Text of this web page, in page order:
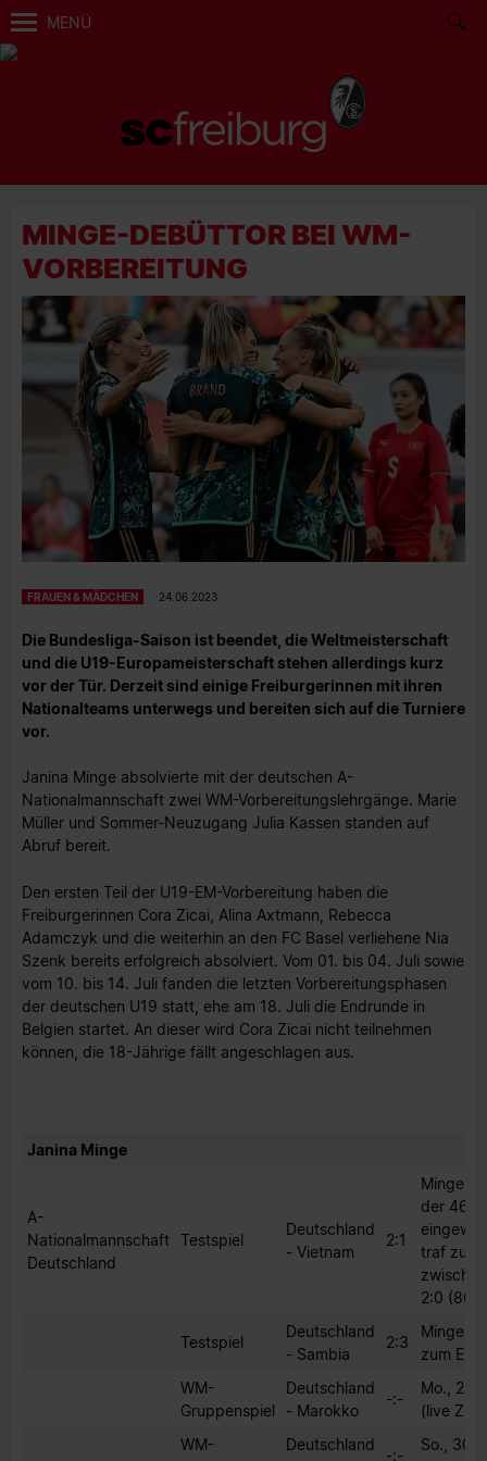
MENÜ
MINGE-DEBÜTTOR BEI WM-
VORBEREITUNG
FRAUEN & MÄDCHEN 24.06.2023
Die Bundesliga-Saison ist beendet, die Weltmeisterschaft
und die U19-Europameisterschaft stehen allerdings kurz
vor der Tür. Derzeit sind einige Freiburgerinnen mit ihren
Nationalteams unterwegs und bereiten sich auf die Turniere
vor.
Janina Minge absolvierte mit der deutschen A-
Nationalmannschaft zwei WM-Vorbereitungslehrgänge. Marie
Müller und Sommer-Neuzugang Julia Kassen standen auf
Abruf bereit.
Den ersten Teil der U19-EM-Vorbereitung haben die
Freiburgerinnen Cora Zicai, Alina Axtmann, Rebecca
Adamczyk und die weiterhin an den FC Basel verliehene Nia
Szenk bereits erfolgreich absolviert. Vom 01. bis 04. Juli sowie
vom 10. bis 14. Juli fanden die letzten Vorbereitungsphasen
der deutschen U19 statt, ehe am 18. Juli die Endrunde in
Belgien startet. An dieser wird Cora Zicai nicht teilnehmen
können, die 18-Jährige fällt angeschlagen aus.
Janina Minge
A-
Nationalmannschaft
Deutschland
Testspiel
Deutschland
- Vietnam
2:1
Minge
der 46.
traf zum
2:0 (80.).
Testspiel
Deutschland
- Sambia
2:3
Minge
zum
WM-
Gruppenspiel
Deutschland
- Marokko
-:-
Mo.,
(live
WM-
Deutschland
-:-
So.,